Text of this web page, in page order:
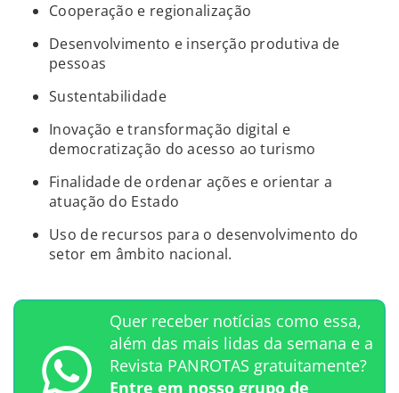
Cooperação e regionalização
Desenvolvimento e inserção produtiva de
pessoas
Sustentabilidade
Inovação e transformação digital e
democratização do acesso ao turismo
Finalidade de ordenar ações e orientar a
atuação do Estado
Uso de recursos para o desenvolvimento do
setor em âmbito nacional.
Quer receber notícias como essa,
além das mais lidas da semana e a
Revista PANROTAS gratuitamente?
Entre em nosso grupo de